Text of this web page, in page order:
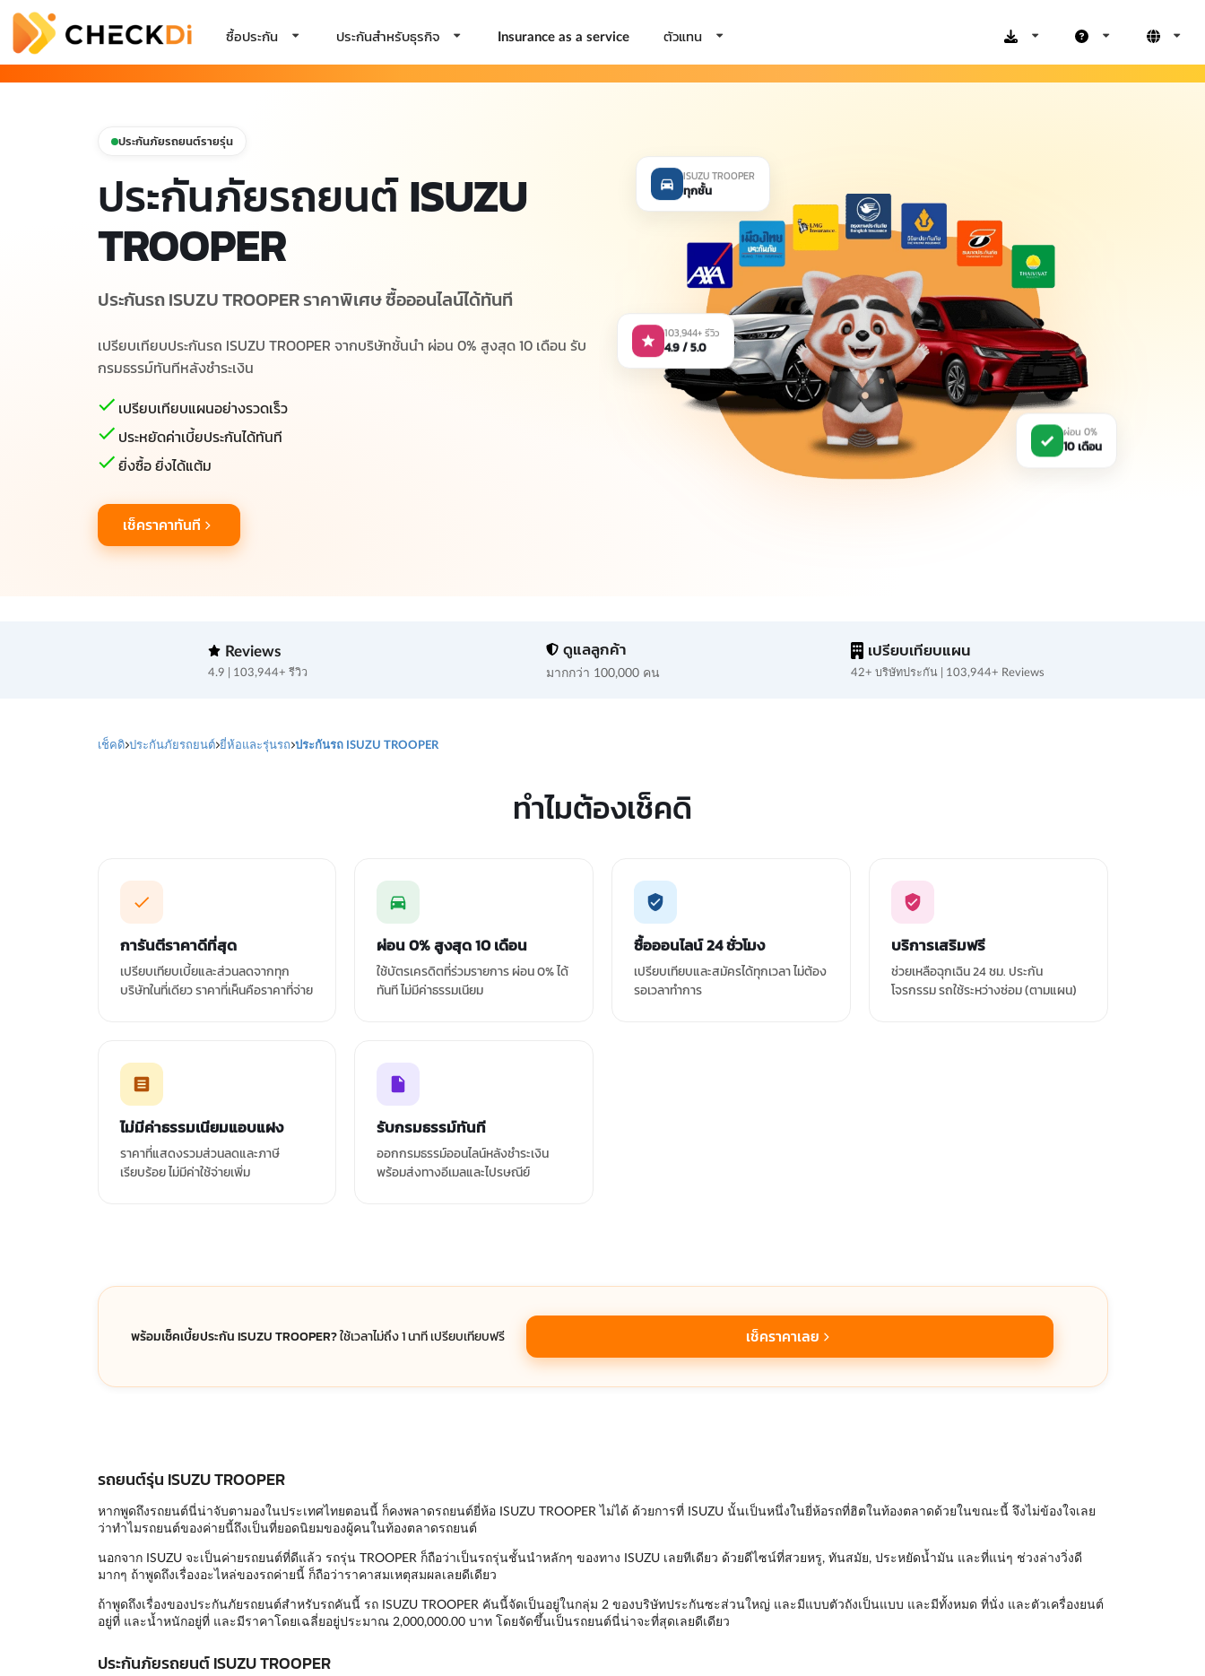
ซื้อประกัน ประกันสำหรับธุรกิจ Insurance as a service ตัวแทน
ประกันภัยรถยนต์รายรุ่น
ประกันภัยรถยนต์ISUZU
TROOPER
ประกันรถ ISUZU TROOPER ราคาพิเศษ ซื้อออนไลน์ได้ทันที
เปรียบเทียบประกันรถ ISUZU TROOPER จากบริษัทชั้นนำ ผ่อน 0% สูงสุด 10 เดือน รับ
กรมธรรม์ทันทีหลังชำระเงิน
เปรียบเทียบแผนอย่างรวดเร็ว
ประหยัดค่าเบี้ยประกันได้ทันที
ยิ่งซื้อ ยิ่งได้แต้ม
เช็คราคาทันที
ISUZU TROOPER
ทุกชั้น
ผ่อน 0%
10 เดือน
103,944+ รีวิว
4.9 / 5.0
Reviews
4.9 | 103,944+ รีวิว
ดูแลลูกค้า
มากกว่า 100,000 คน
เปรียบเทียบแผน
42+ บริษัทประกัน | 103,944+ Reviews
เช็คดิ ประกันภัยรถยนต์ ยี่ห้อและรุ่นรถ ประกันรถ ISUZU TROOPER
ทำไมต้องเช็คดิ
การันตีราคาดีที่สุด
เปรียบเทียบเบี้ยและส่วนลดจากทุก
บริษัทในที่เดียว ราคาที่เห็นคือราคาที่จ่าย
ผ่อน 0% สูงสุด 10 เดือน
ใช้บัตรเครดิตที่ร่วมรายการ ผ่อน 0% ได้
ทันที ไม่มีค่าธรรมเนียม
ซื้อออนไลน์ 24 ชั่วโมง
เปรียบเทียบและสมัครได้ทุกเวลา ไม่ต้อง
รอเวลาทำการ
บริการเสริมฟรี
ช่วยเหลือฉุกเฉิน 24 ชม. ประกัน
โจรกรรม รถใช้ระหว่างซ่อม (ตามแผน)
ไม่มีค่าธรรมเนียมแอบแฝง
ราคาที่แสดงรวมส่วนลดและภาษี
เรียบร้อย ไม่มีค่าใช้จ่ายเพิ่ม
รับกรมธรรม์ทันที
ออกกรมธรรม์ออนไลน์หลังชำระเงิน
พร้อมส่งทางอีเมลและไปรษณีย์
พร้อมเช็คเบี้ยประกัน ISUZU TROOPER?ใช้เวลาไม่ถึง 1 นาที เปรียบเทียบฟรี เช็คราคาเลย
รถยนต์รุ่น ISUZU TROOPER
หากพูดถึงรถยนต์นี่น่าจับตามองในประเทศไทยตอนนี้ ก็คงพลาดรถยนต์ยี่ห้อ ISUZU TROOPER ไม่ได้ ด้วยการที่ ISUZU นั้นเป็นหนึ่งในยี่ห้อรถที่ฮิตในท้องตลาดด้วยในขณะนี้ จึงไม่ข้องใจเลย
ว่าทำไมรถยนต์ของค่ายนี้ถึงเป็นที่ยอดนิยมของผู้คนในท้องตลาดรถยนต์
นอกจาก ISUZU จะเป็นค่ายรถยนต์ที่ดีแล้ว รถรุ่น TROOPER ก็ถือว่าเป็นรถรุ่นชั้นนำหลักๆ ของทาง ISUZU เลยทีเดียว ด้วยดีไซน์ที่สวยหรู, ทันสมัย, ประหยัดน้ำมัน และที่แน่ๆ ช่วงล่างวิ่งดี
มากๆ ถ้าพูดถึงเรื่องอะไหล่ของรถค่ายนี้ ก็ถือว่าราคาสมเหตุสมผลเลยดีเดียว
ถ้าพูดถึงเรื่องของประกันภัยรถยนต์สำหรับรถคันนี้ รถ ISUZU TROOPER คันนี้จัดเป็นอยู่ในกลุ่ม 2 ของบริษัทประกันซะส่วนใหญ่ และมีแบบตัวถังเป็นแบบ และมีทั้งหมด ที่นั่ง และตัวเครื่องยนต์
อยู่ที่ และน้ำหนักอยู่ที่ และมีราคาโดยเฉลี่ยอยู่ประมาณ 2,000,000.00 บาท โดยจัดขึ้นเป็นรถยนต์นี่น่าจะที่สุดเลยดีเดียว
ประกันภัยรถยนต์ ISUZU TROOPER